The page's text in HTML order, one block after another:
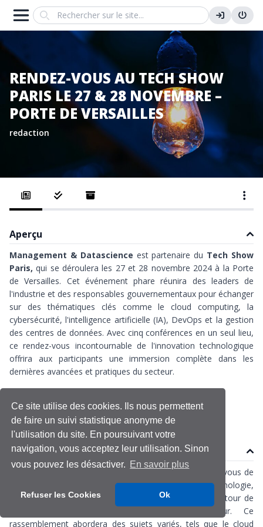
Ce site utilise des cookies. Ils nous permettent
de faire un suivi statistique anonyme de
l'utilisation du site. En poursuivant votre
navigation, vous acceptez leur utilisation. Sinon
vous pouvez les désactiver. En savoir plus
Refuser les Cookies Ok
Search
RENDEZ-VOUS AU TECH SHOW
PARIS LE 27 & 28 NOVEMBRE –
PORTE DE VERSAILLES
redaction
Aperçu
Management & Datascience est partenaire du Tech Show
Paris, qui se déroulera les 27 et 28 novembre 2024 à la Porte
de Versailles. Cet événement phare réunira des leaders de
l'industrie et des responsables gouvernementaux pour échanger
sur des thématiques clés comme le cloud computing, la
cybersécurité, l'intelligence artificielle (IA), DevOps et la gestion
des centres de données. Avec cinq conférences en un seul lieu,
ce rendez-vous incontournable de l'innovation technologique
offrira aux participants une immersion complète dans les
dernières avancées et pratiques du secteur.
AI Big Data Salon
Contenu
Le Tech Show Paris 2024 s’annonce comme un rendez-vous de
premier plan pour les professionnels de la technologie,
réunissant leaders de l’industrie et décideurs publics autour de
thématiques cruciales pour l’avenir du secteur. Ce
rassemblement abordera des sujets variés, tels que le cloud